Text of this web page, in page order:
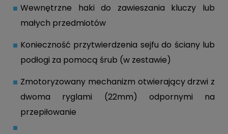
Wewnętrzne haki do zawieszania kluczy lub
małych przedmiotów
Konieczność przytwierdzenia sejfu do ściany lub
podłogi za pomocą śrub (w zestawie)
Zmotoryzowany mechanizm otwierający drzwi z
dwoma ryglami (22mm) odpornymi na
przepiłowanie